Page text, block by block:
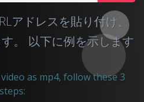
アドレスを貼り付け、
。 以下に例を示します
as mp4, follow these 3
steps: